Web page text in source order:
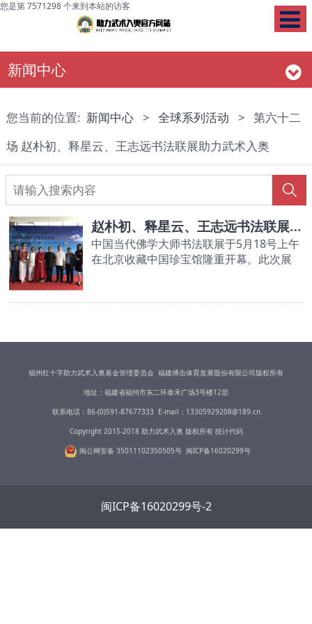
您是第 7571298 个来到本站的访客
新闻中心
您当前的位置: 新闻中心 > 全球系列活动 > 第六十二
场 赵朴初、释星云、王志远书法联展助力武术入奥
赵朴初、释星云、王志远书法联展助力武术入奥
中国当代佛学大师书法联展于5月18号上午
在北京收藏中国珍宝馆隆重开幕。此次展
极具规模和影响力的一次书法联展。本次
福州红十字助力武术入奥基金管理委员会 福建搏击体育发展股份有限公司版权所有
地址：福建省福州市东二环泰禾广场3号楼12层
联系电话：86-(0)591-87677333 E-mail：13305929208@189.cn
Copyright 2015-2018 助力武术入奥 版权所有 统计代码
闽公网安备 35011102350505号 闽ICP备16020299号
闽ICP备16020299号-2